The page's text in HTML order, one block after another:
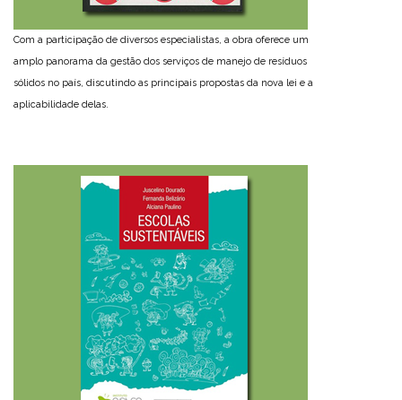
Com a participação de diversos especialistas, a obra oferece um
amplo panorama da gestão dos serviços de manejo de resíduos
sólidos no país, discutindo as principais propostas da nova lei e a
aplicabilidade delas.